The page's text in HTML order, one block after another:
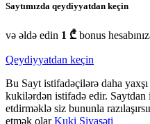
Saytımızda qeydiyyatdan keçin
və əldə edin 1 ₾ bonus
Qeydiyyatdan keçin
Bu Sayt istifadəçilərə daha
kukilərdən istifadə edir.
etdirməklə siz bununla
etmək olarKuki Siyasəti